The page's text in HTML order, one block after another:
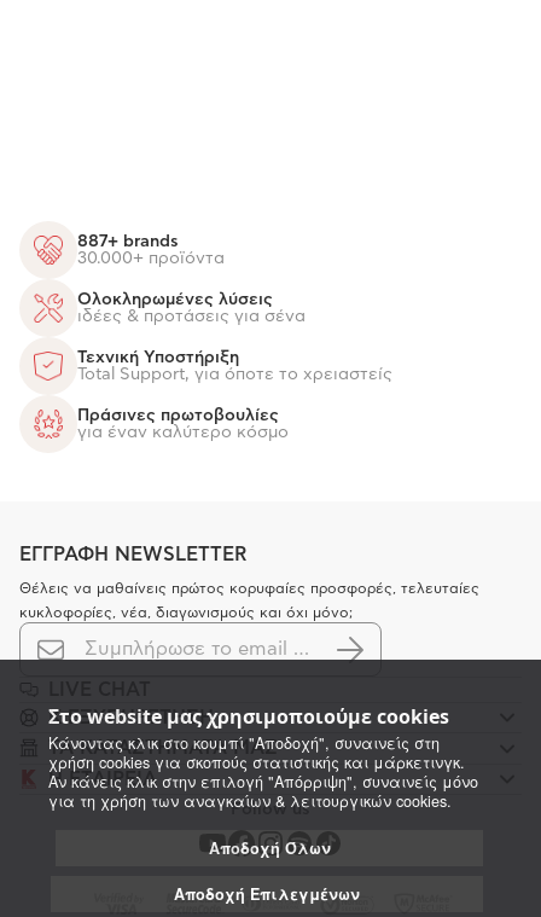
Στο website μας χρησιμοποιούμε cookies
Κάνοντας κλικ στο κουμπί "Αποδοχή", συναινείς στη
χρήση cookies για σκοπούς στατιστικής και μάρκετινγκ.
Αν κάνεις κλικ στην επιλογή "Απόρριψη", συναινείς μόνο
για τη χρήση των αναγκαίων & λειτουργικών cookies.
Αποδοχή Όλων
Αποδοχή Επιλεγμένων
887+ brands
30.000+ προϊόντα
Ολοκληρωμένες λύσεις
ιδέες & προτάσεις για σένα
Τεχνική Υποστήριξη
Total Support, για όποτε το χρειαστείς
Πράσινες πρωτοβουλίες
για έναν καλύτερο κόσμο
ΕΓΓΡΑΦΗ NEWSLETTER
Θέλεις να μαθαίνεις πρώτος κορυφαίες προσφορές, τελευταίες
κυκλοφορίες, νέα, διαγωνισμούς και όχι μόνο;
K ΕΞΥΠΗΡΕΤΗΣΗ
ΤΑ ΚΑΤΑΣΤΗΜΑΤΑ ΜΑΣ
Η ΕΤΑΙΡΕΙΑ
Follow us